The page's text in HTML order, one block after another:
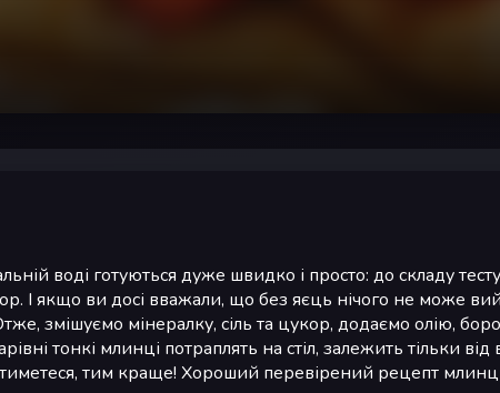
воді готуються дуже швидко і просто: до складу
І якщо ви досі вважали, що без яєць нічого не може
змішуємо мінералку, сіль та цукор, додаємо олію,
тонкі млинці потраплять на стіл, залежить тільки від
тим краще! Хороший перевірений рецепт